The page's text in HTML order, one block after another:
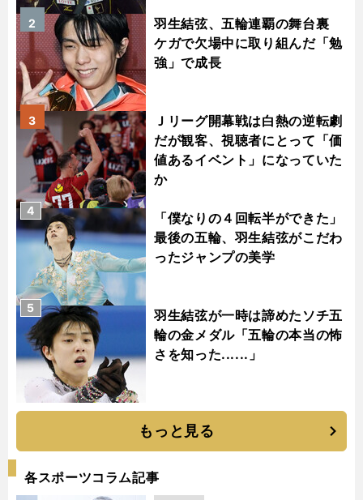
羽生結弦、五輪連覇の舞台裏
ケガで欠場中に取り組んだ「勉
強」で成長
2
Ｊリーグ開幕戦は白熱の逆転劇
だが観客、視聴者にとって「価
値あるイベント」になっていた
か
3
「僕なりの４回転半ができた」
最後の五輪、羽生結弦がこだわ
ったジャンプの美学
4
羽生結弦が一時は諦めたソチ五
輪の金メダル「五輪の本当の怖
さを知った......」
5
もっと見る
各スポーツコラム記事